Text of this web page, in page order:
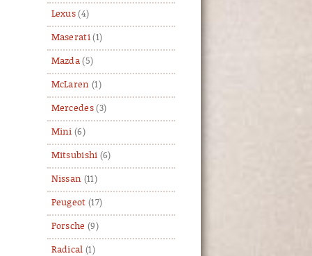
Lexus (4)
Maserati(1)
Mazda (5)
McLaren (1)
Mercedes(3)
Mini (6)
Mitsubishi (6)
Nissan (11)
Peugeot (17)
Porsche (9)
Radical (1)